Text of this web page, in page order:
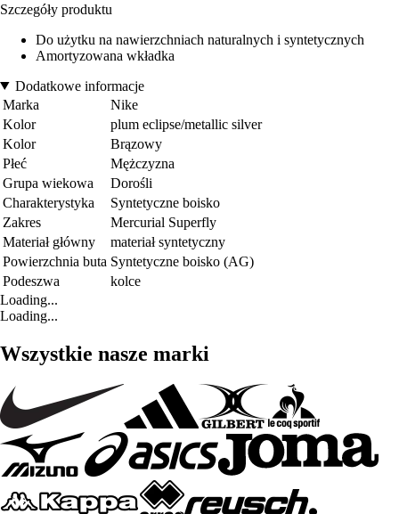
Szczegóły produktu
Do użytku na nawierzchniach naturalnych i syntetycznych
Amortyzowana wkładka
Dodatkowe informacje
Marka
Nike
Kolor
plum eclipse/metallic silver
Kolor
Brązowy
Płeć
Mężczyzna
Grupa wiekowa
Dorośli
Charakterystyka
Syntetyczne boisko
Zakres
Mercurial Superfly
Materiał główny
materiał syntetyczny
Powierzchnia buta Syntetyczne boisko (AG)
Podeszwa
kolce
Loading...
Loading...
Wszystkie nasze marki